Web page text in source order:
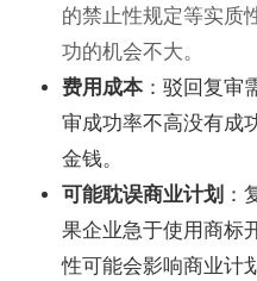
的禁止性规定等实质
功的机会不大。
费用成本：驳回复审
审成功率不高没有成
金钱。
可能耽误商业计划 ：
果企业急于使用商标
性可能会影响商业计